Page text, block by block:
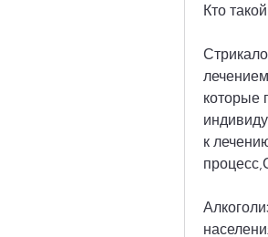
Кто
которые
к